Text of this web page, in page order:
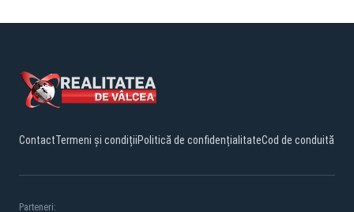
ContactTermeni și condițiiPolitică de confidențialitateCod de conduită
Parteneri: